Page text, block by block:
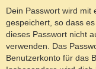
Dein Passwort wird mit
gespeichert, so dass
dieses Passwort nicht
verwenden. Das
Benutzerkonto für das